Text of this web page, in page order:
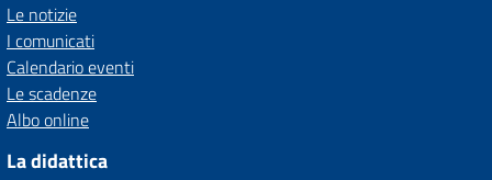
Le notizie
I comunicati
Calendario eventi
Le scadenze
Albo online
La didattica